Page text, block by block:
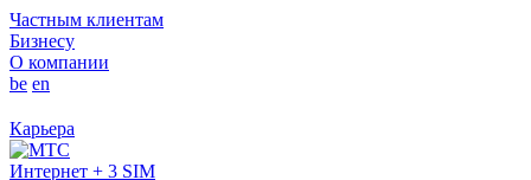
Частным клиентам
Бизнесу
О компании
be en
Карьера
Интернет + 3 SIM